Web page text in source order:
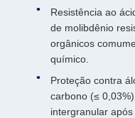
Resistência ao
de molibdênio
orgânicos
químico.
Proteção contra
carbono (≤
intergranular